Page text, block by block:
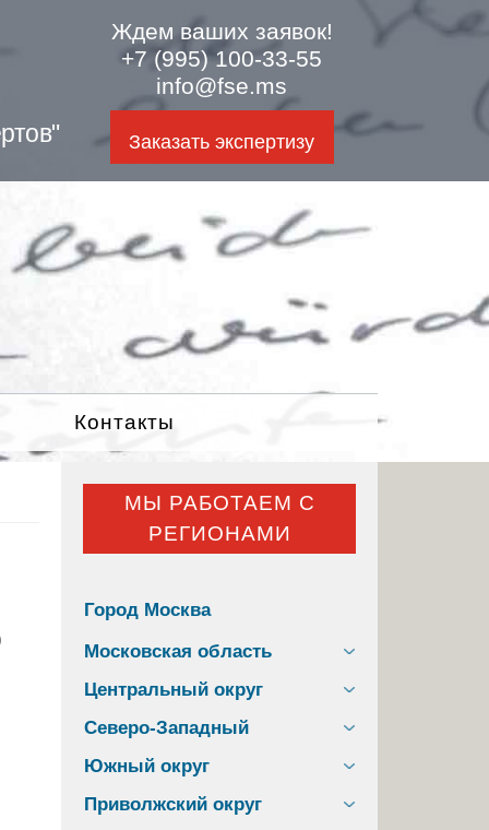
Ждем ваших заявок!
+7 (995) 100-33-55
info@fse.ms
Заказать экспертизу
Контакты
МЫ РАБОТАЕМ С
РЕГИОНАМИ
Город Москва
Московская область
Центральный округ
Северо-Западный
Южный округ
Приволжский округ